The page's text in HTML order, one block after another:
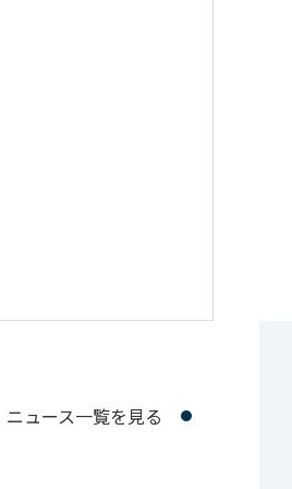
ンロード
ニュース一覧を見る